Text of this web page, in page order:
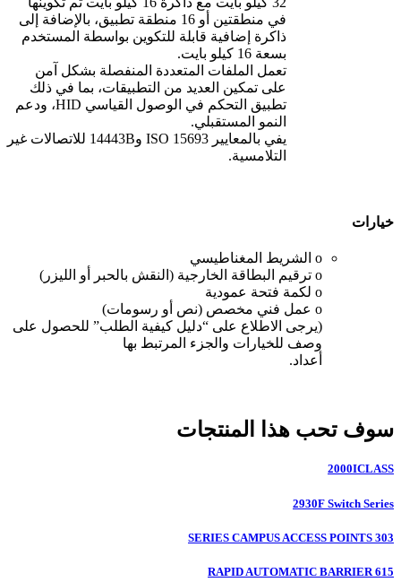
في منطقتين أو 16 منطقة تطبيق، بالإضافة إلى
ذاكرة إضافية قابلة للتكوين بواسطة المستخدم
بسعة 16 كيلو بايت.
تعمل الملفات المتعددة المنفصلة بشكل آمن
على تمكين العديد من التطبيقات، بما في ذلك
تطبيق التحكم في الوصول القياسي HID، ودعم
النمو المستقبلي.
يفي بالمعايير ISO 15693 و14443B للاتصالات غير
التلامسية.
خيارات
o الشريط المغناطيسي
o ترقيم البطاقة الخارجية (النقش بالحبر أو الليزر)
o لكمة فتحة عمودية
o عمل فني مخصص (نص أو رسومات)
(يرجى الاطلاع على “دليل كيفية الطلب” للحصول على
وصف للخيارات والجزء المرتبط بها
أعداد.
سوف تحب هذا المنتجات
2000ICLASS
2930F Switch Series
303 SERIES CAMPUS ACCESS POINTS
615 RAPID AUTOMATIC BARRIER